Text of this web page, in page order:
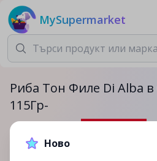
MySupermarket
Риба Тон Филе Di Alba
115Гр-
4.69лв.5.99лв.
Ново